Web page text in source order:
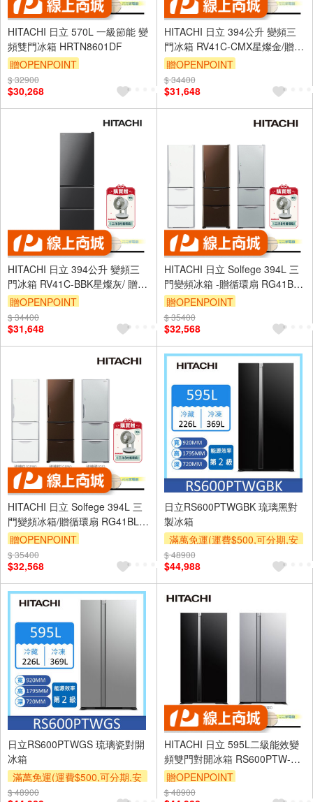
HITACHI 日立 570L 一級節能 變
頻雙門冰箱 HRTN8601DF
贈OPENPOINT
$ 32900
$30,268
HITACHI 日立 394公升 變頻三
門冰箱 RV41C-CMX星燦金/贈循
環扇
贈OPENPOINT
$ 34400
$31,648
HITACHI 日立 394公升 變頻三
門冰箱 RV41C-BBK星燦灰/ 贈循
環扇
贈OPENPOINT
$ 34400
$31,648
HITACHI 日立 Solfege 394L 三
門變頻冰箱 -贈循環扇 RG41B-
GPW琉璃白
贈OPENPOINT
$ 35400
$32,568
HITACHI 日立 Solfege 394L 三
門變頻冰箱/贈循環扇 RG41BL-
GPW琉璃白
贈OPENPOINT
$ 35400
$32,568
日立RS600PTWGBK 琉璃黑對
製冰箱
滿萬免運(運費$500,可分期,安
裝跨區費另計,單品未滿1萬元
及使用6期以上分期0利率,需付
基本安裝運費)
$ 48900
$44,988
日立RS600PTWGS 琉璃瓷對開
冰箱
滿萬免運(運費$500,可分期,安
裝跨區費另計,單品未滿1萬元
$ 48900
HITACHI 日立 595L二級能效變
頻雙門對開冰箱 RS600PTW-
GBK琉璃黑
贈OPENPOINT
$ 48900